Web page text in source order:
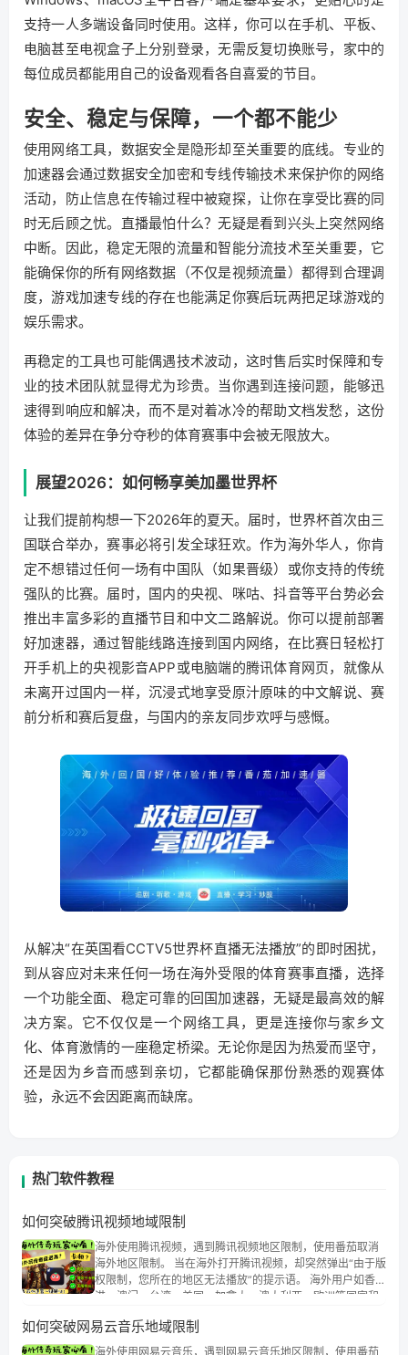
支持一人多端设备同时使用。这样，你可以在手机、平板、
电脑甚至电视盒子上分别登录，无需反复切换账号，家中的
每位成员都能用自己的设备观看各自喜爱的节目。
安全、稳定与保障，一个都不能少
使用网络工具，数据安全是隐形却至关重要的底线。专业的
加速器会通过数据安全加密和专线传输技术来保护你的网络
活动，防止信息在传输过程中被窥探，让你在享受比赛的同
时无后顾之忧。直播最怕什么？无疑是看到兴头上突然网络
中断。因此，稳定无限的流量和智能分流技术至关重要，它
能确保你的所有网络数据（不仅是视频流量）都得到合理调
度，游戏加速专线的存在也能满足你赛后玩两把足球游戏的
娱乐需求。
再稳定的工具也可能偶遇技术波动，这时售后实时保障和专
业的技术团队就显得尤为珍贵。当你遇到连接问题，能够迅
速得到响应和解决，而不是对着冰冷的帮助文档发愁，这份
体验的差异在争分夺秒的体育赛事中会被无限放大。
展望2026：如何畅享美加墨世界杯
让我们提前构想一下2026年的夏天。届时，世界杯首次由三
国联合举办，赛事必将引发全球狂欢。作为海外华人，你肯
定不想错过任何一场有中国队（如果晋级）或你支持的传统
强队的比赛。届时，国内的央视、咪咕、抖音等平台势必会
推出丰富多彩的直播节目和中文二路解说。你可以提前部署
好加速器，通过智能线路连接到国内网络，在比赛日轻松打
开手机上的央视影音APP或电脑端的腾讯体育网页，就像从
未离开过国内一样，沉浸式地享受原汁原味的中文解说、赛
前分析和赛后复盘，与国内的亲友同步欢呼与感慨。
从解决“在英国看CCTV5世界杯直播无法播放”的即时困扰，
到从容应对未来任何一场在海外受限的体育赛事直播，选择
一个功能全面、稳定可靠的回国加速器，无疑是最高效的解
决方案。它不仅仅是一个网络工具，更是连接你与家乡文
化、体育激情的一座稳定桥梁。无论你是因为热爱而坚守，
还是因为乡音而感到亲切，它都能确保那份熟悉的观赛体
验，永远不会因距离而缺席。
热门软件教程
如何突破腾讯视频地域限制
海外使用腾讯视频，遇到腾讯视频地区限制，使用番茄取消
海外地区限制。 当在海外打开腾讯视频，却突然弹出“由于版
权限制，您所在的地区无法播放”的提示语。 海外用户如香
港、澳门、台湾、美国、加拿大、澳大利亚、欧洲等国家和
权限制问题，且仅能在中国大陆地区播放。 遇到这个问题的
朋友们，使用番茄回国加速器，即可解决「海外用户收听腾
如何突破网易云音乐地域限制
海外使用网易云音乐，遇到网易云音乐地区限制，使用番茄